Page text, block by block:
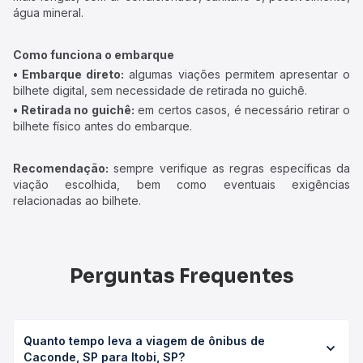
água mineral.
Como funciona o embarque
• Embarque direto: algumas viações permitem apresentar o
bilhete digital, sem necessidade de retirada no guichê.
• Retirada no guichê: em certos casos, é necessário retirar o
bilhete físico antes do embarque.
Recomendação: sempre verifique as regras específicas da
viação escolhida, bem como eventuais exigências
relacionadas ao bilhete.
Perguntas Frequentes
Quanto tempo leva a viagem de ônibus de
Caconde, SP para Itobi, SP?